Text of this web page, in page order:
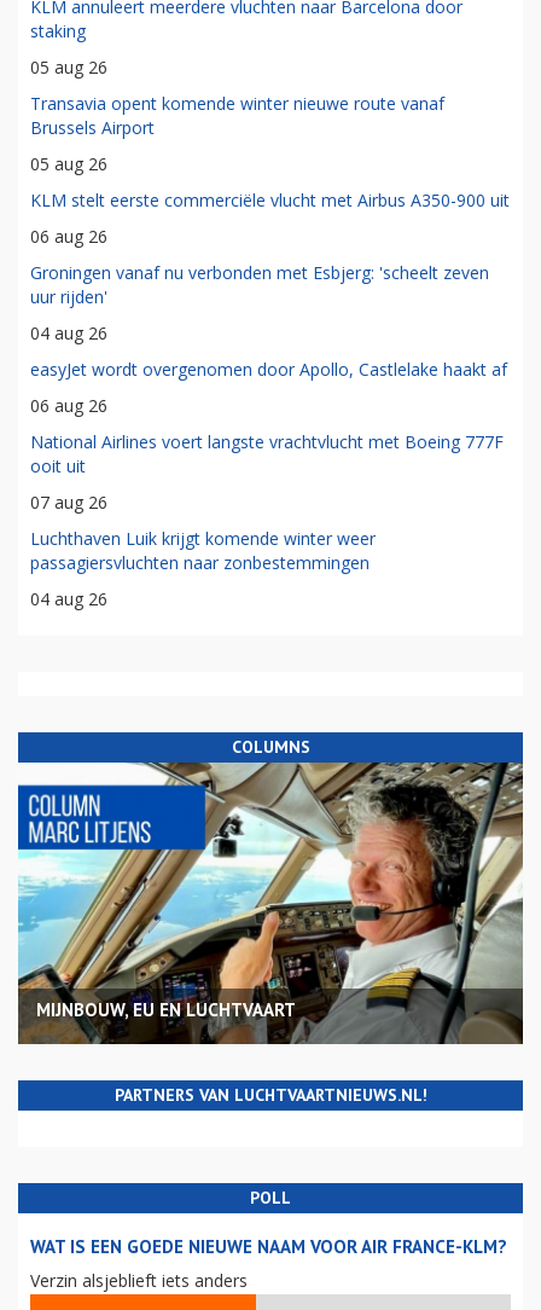
KLM annuleert meerdere vluchten naar Barcelona door
staking
05 aug 26
Transavia opent komende winter nieuwe route vanaf
Brussels Airport
05 aug 26
KLM stelt eerste commerciële vlucht met Airbus A350-900 uit
06 aug 26
Groningen vanaf nu verbonden met Esbjerg: 'scheelt zeven
uur rijden'
04 aug 26
easyJet wordt overgenomen door Apollo, Castlelake haakt af
06 aug 26
National Airlines voert langste vrachtvlucht met Boeing 777F
ooit uit
07 aug 26
Luchthaven Luik krijgt komende winter weer
passagiersvluchten naar zonbestemmingen
04 aug 26
COLUMNS
MIJNBOUW, EU EN LUCHTVAART
PARTNERS VAN LUCHTVAARTNIEUWS.NL!
POLL
WAT IS EEN GOEDE NIEUWE NAAM VOOR AIR FRANCE-KLM?
Verzin alsjeblieft iets anders